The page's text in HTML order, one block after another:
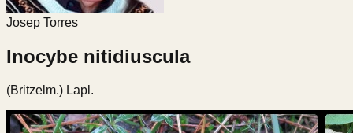
Josep Torres
Inocybe nitidiuscula
(Britzelm.) Lapl.